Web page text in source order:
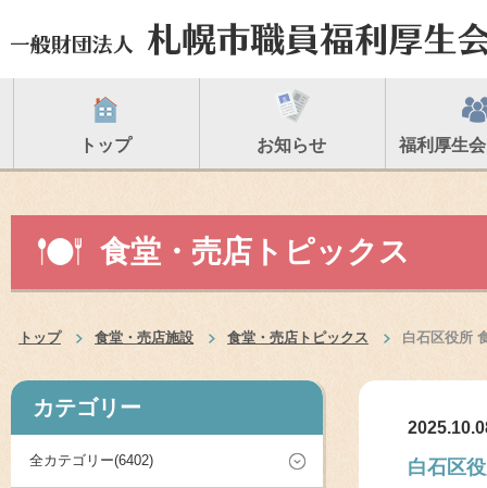
トップ お知らせ 福利厚生
食堂・売店トピックス
トップ 食堂・売店施設 食堂・売店トピックス 白石区役所
カテゴリー
全カテゴリー(6402)
白石区